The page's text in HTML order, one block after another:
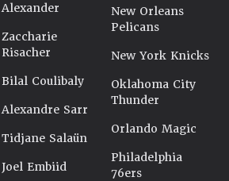
Alexander
Zaccharie
Risacher
Bilal Coulibaly
Alexandre Sarr
Tidjane Salaün
Joel Embiid
New Orleans
Pelicans
New York Knicks
Oklahoma City
Thunder
Orlando Magic
Philadelphia
76ers